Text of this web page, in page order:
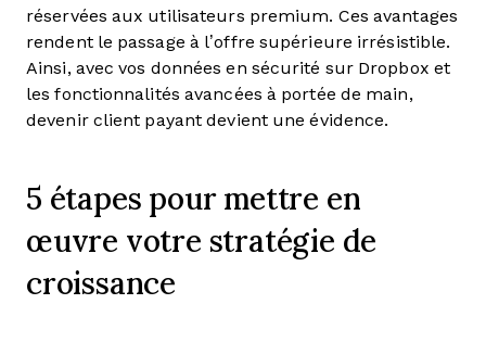
réservées aux utilisateurs premium. Ces avantages
rendent le passage à l’offre supérieure irrésistible.
Ainsi, avec vos données en sécurité sur Dropbox et
les fonctionnalités avancées à portée de main,
devenir client payant devient une évidence.
5 étapes pour mettre en
œuvre votre stratégie de
croissance